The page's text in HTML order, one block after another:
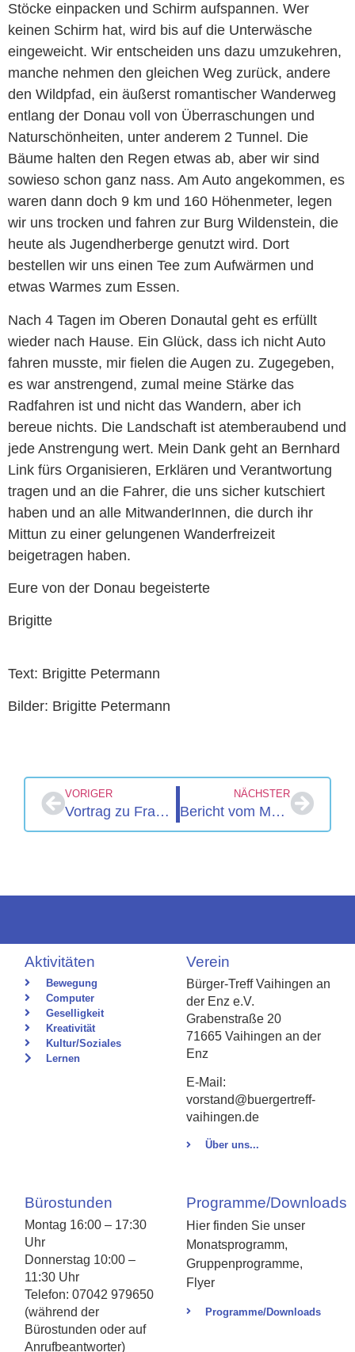
Stöcke einpacken und Schirm aufspannen. Wer
keinen Schirm hat, wird bis auf die Unterwäsche
eingeweicht. Wir entscheiden uns dazu umzukehren,
manche nehmen den gleichen Weg zurück, andere
den Wildpfad, ein äußerst romantischer Wanderweg
entlang der Donau voll von Überraschungen und
Naturschönheiten, unter anderem 2 Tunnel. Die
Bäume halten den Regen etwas ab, aber wir sind
sowieso schon ganz nass. Am Auto angekommen, es
waren dann doch 9 km und 160 Höhenmeter, legen
wir uns trocken und fahren zur Burg Wildenstein, die
heute als Jugendherberge genutzt wird. Dort
bestellen wir uns einen Tee zum Aufwärmen und
etwas Warmes zum Essen.
Nach 4 Tagen im Oberen Donautal geht es erfüllt
wieder nach Hause. Ein Glück, dass ich nicht Auto
fahren musste, mir fielen die Augen zu. Zugegeben,
es war anstrengend, zumal meine Stärke das
Radfahren ist und nicht das Wandern, aber ich
bereue nichts. Die Landschaft ist atemberaubend und
jede Anstrengung wert. Mein Dank geht an Bernhard
Link fürs Organisieren, Erklären und Verantwortung
tragen und an die Fahrer, die uns sicher kutschiert
haben und an alle MitwanderInnen, die durch ihr
Mittun zu einer gelungenen Wanderfreizeit
beigetragen haben.
Eure von der Donau begeisterte
Brigitte
Text: Brigitte Petermann
Bilder: Brigitte Petermann
VORIGER
Vortrag zu Fragen rund um die rechtliche Vorsorge im Alter
NÄCHSTER
Bericht vom Maientag 2025
Aktivitäten
Bewegung
Computer
Geselligkeit
Kreativität
Kultur/Soziales
Lernen
Verein
Bürger-Treff Vaihingen an
der Enz e.V.
Grabenstraße 20
71665 Vaihingen an der
Enz
E-Mail:
vorstand@buergertreff-
vaihingen.de
Über uns...
Bürostunden
Montag 16:00 – 17:30
Uhr
Donnerstag 10:00 –
11:30 Uhr
Telefon: 07042 979650
(während der
Bürostunden oder auf
Anrufbeantworter)
Programme/Downloads
Hier finden Sie unser
Monatsprogramm,
Gruppenprogramme,
Flyer
Programme/Downloads